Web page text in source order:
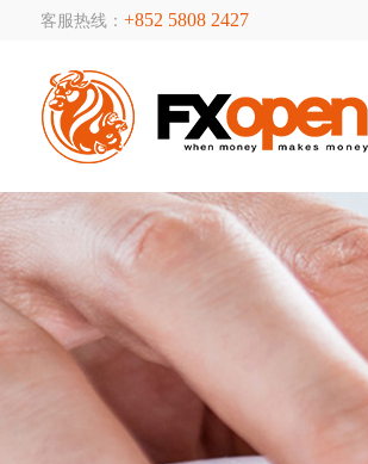
客服热线： +852 5808 2427